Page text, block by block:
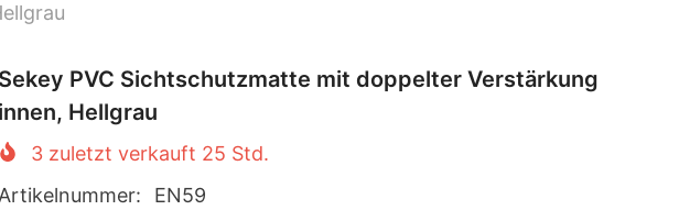
Sekey PVC Sichtschutzmatte mit doppelter Verstärkung
innen, Hellgrau
3zuletzt verkauft 25 Std.
Artikelnummer:
EN59